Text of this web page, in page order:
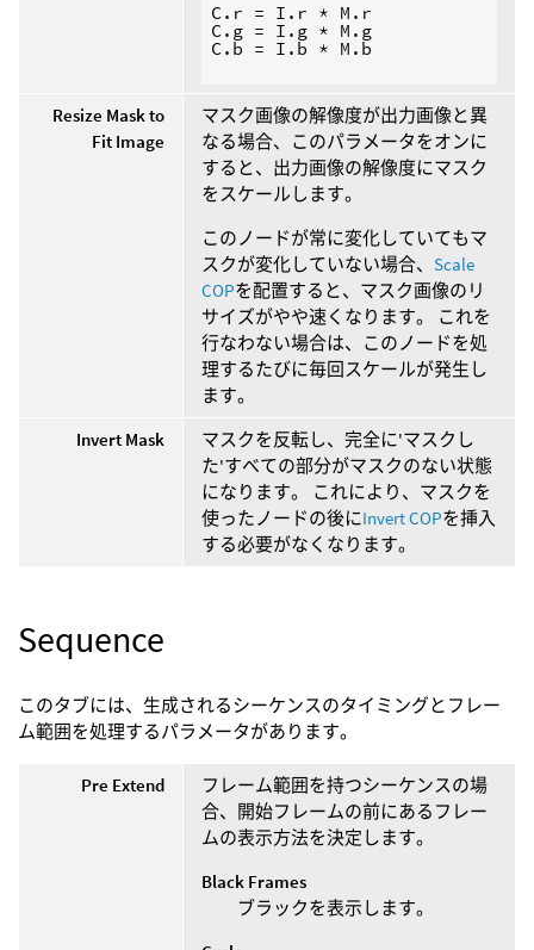
C.r = I.r * M.r
C.g = I.g * M.g
C.b = I.b * M.b
Resize Mask to
Fit Image
マスク画像の解像度が出力画像と異
なる場合、このパラメータをオンに
すると、出力画像の解像度にマスク
をスケールします。
このノードが常に変化していてもマ
スクが変化していない場合、 Scale
COPを配置すると、マスク画像のリ
サイズがやや速くなります。 これを
行なわない場合は、このノードを処
理するたびに毎回スケールが発生し
ます。
Invert Mask
マスクを反転し、完全に'マスクし
た'すべての部分がマスクのない状態
になります。 これにより、マスクを
使ったノードの後にInvert COPを挿入
する必要がなくなります。
Sequence
このタブには、生成されるシーケンスのタイミングとフレー
ム範囲を処理するパラメータがあります。
Pre Extend
フレーム範囲を持つシーケンスの場
合、開始フレームの前にあるフレー
ムの表示方法を決定します。
Black Frames
ブラックを表示します。